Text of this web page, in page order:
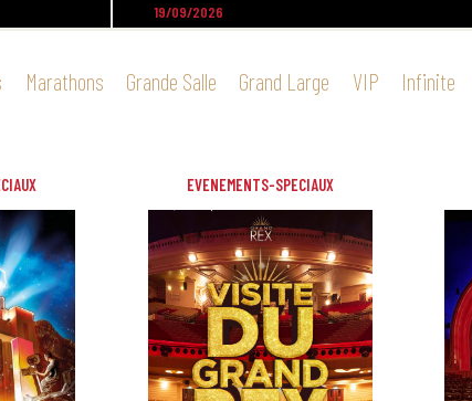
19/09/2026
Marathons Grande Salle Grand Large VIP Infinite
EVENEMENTS-SPECIAUX